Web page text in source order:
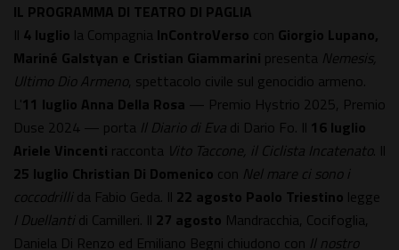
IL PROGRAMMA DI TEATRO DI PAGLIA
Il 4 luglio la Compagnia InControVerso con Giorgio Lupano,
Mariné Galstyan e Cristian Giammarini presenta Nemesis,
Ultimo Dio Armeno, spettacolo civile sul genocidio armeno.
L'11 luglio Anna Della Rosa — Premio Hystrio 2025, Premio
Duse 2024 — porta Il Diario di Eva di Dario Fo. Il 16 luglio
Ariele Vincenti racconta Vito Taccone, il Ciclista Incatenato. Il
25 luglio Christian Di Domenico con Nel mare ci sono i
coccodrillida Fabio Geda. Il 22 agosto Paolo Triestino legge
I Duellantidi Camilleri. Il 27 agosto Mandracchia, Cocifoglia,
Daniela Di Renzo ed Emiliano Begni chiudono con Il nostro